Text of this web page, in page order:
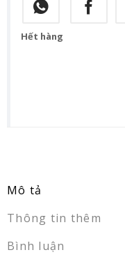
Hết hàng
Mô tả
Thông tin thêm
Bình luận